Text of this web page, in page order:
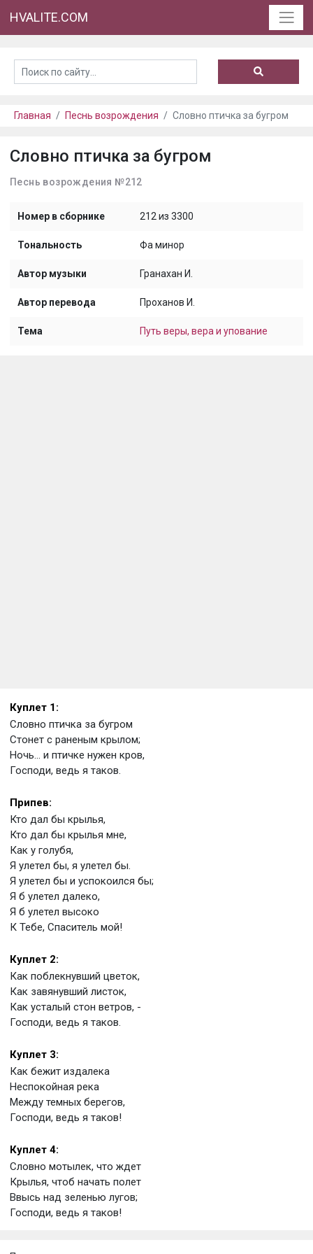
HVALITE.COM
Главная Песнь возрождения Словно птичка за бугром
Словно птичка за бугром
Песнь возрождения №212
Номер в сборнике 212 из 3300
Тональность Фа минор
Автор музыки Гранахан И.
Автор перевода Проханов И.
Тема Путь веры, вера и упование
Куплет 1:
Словно птичка за бугром
Стонет с раненым крылом;
Ночь... и птичке нужен кров,
Господи, ведь я таков.
Припев:
Кто дал бы крылья,
Кто дал бы крылья мне,
Как у голубя,
Я улетел бы, я улетел бы.
Я улетел бы и успокоился бы;
Я б улетел далеко,
Я б улетел высоко
К Тебе, Спаситель мой!
Куплет 2:
Как поблекнувший цветок,
Как завянувший листок,
Как усталый стон ветров, -
Господи, ведь я таков.
Куплет 3:
Как бежит издалека
Неспокойная река
Между темных берегов,
Господи, ведь я таков!
Куплет 4:
Словно мотылек, что ждет
Крылья, чтоб начать полет
Ввысь над зеленью лугов;
Господи, ведь я таков!